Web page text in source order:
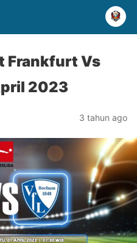
Frankfurt Vs
2023
3 tahun ago